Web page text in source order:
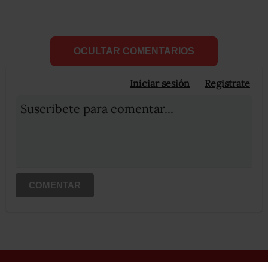
OCULTAR COMENTARIOS
Iniciar sesión Registrate
Suscribete para comentar...
COMENTAR